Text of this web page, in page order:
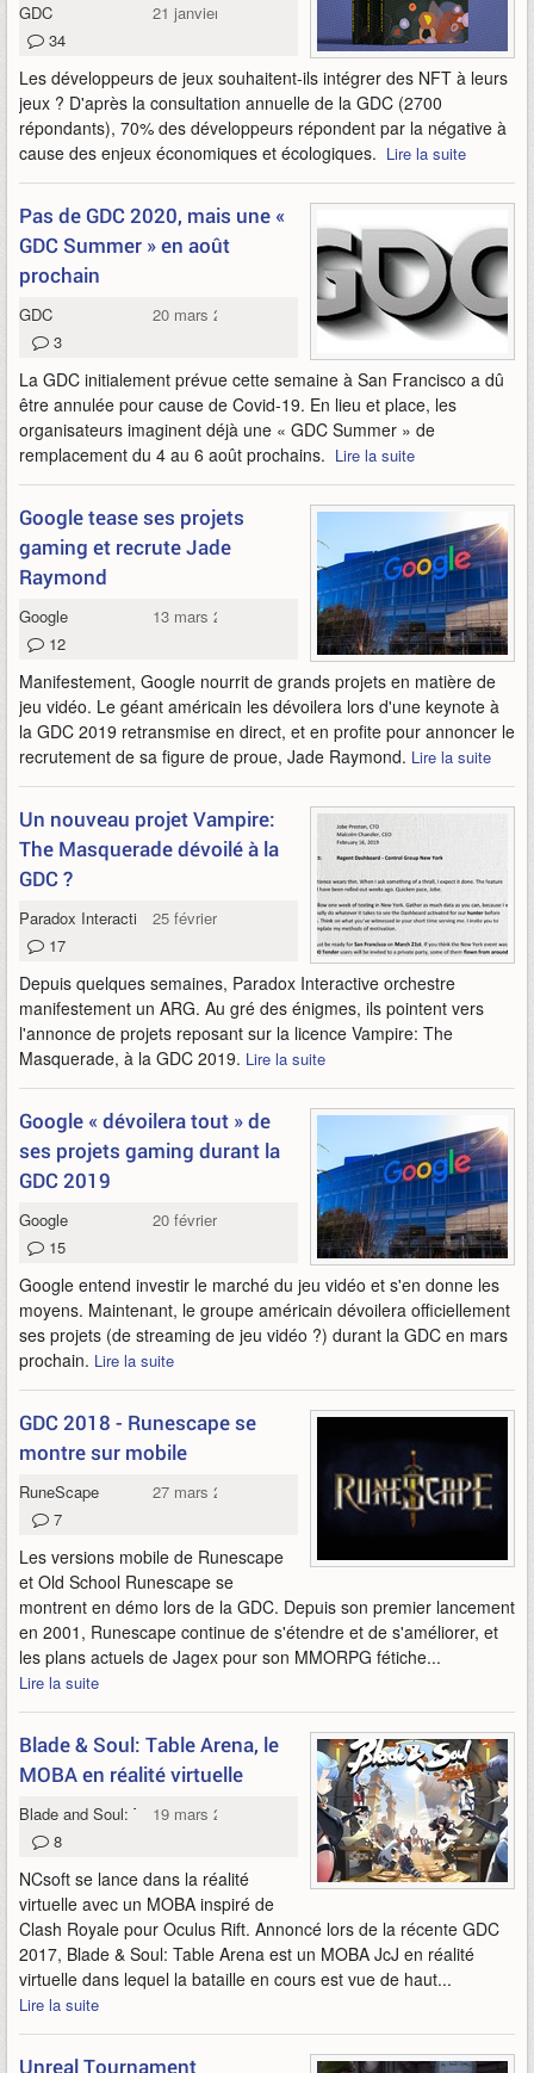
GDC
21 janvier 2022
34
Les développeurs de jeux souhaitent-ils intégrer des NFT à leurs
jeux ? D'après la consultation annuelle de la GDC (2700
répondants), 70% des développeurs répondent par la négative à
cause des enjeux économiques et écologiques. Lire la suite
Pas de GDC 2020, mais une «
GDC Summer » en août
prochain
GDC
20 mars 2020
3
La GDC initialement prévue cette semaine à San Francisco a dû
être annulée pour cause de Covid-19. En lieu et place, les
organisateurs imaginent déjà une « GDC Summer » de
remplacement du 4 au 6 août prochains. Lire la suite
Google tease ses projets
gaming et recrute Jade
Raymond
Google
13 mars 2019
12
Manifestement, Google nourrit de grands projets en matière de
jeu vidéo. Le géant américain les dévoilera lors d'une keynote à
la GDC 2019 retransmise en direct, et en profite pour annoncer le
recrutement de sa figure de proue, Jade Raymond. Lire la suite
Un nouveau projet Vampire:
The Masquerade dévoilé à la
GDC ?
Paradox Interactive25 février 2019
17
Depuis quelques semaines, Paradox Interactive orchestre
manifestement un ARG. Au gré des énigmes, ils pointent vers
l'annonce de projets reposant sur la licence Vampire: The
Masquerade, à la GDC 2019. Lire la suite
Google « dévoilera tout » de
ses projets gaming durant la
GDC 2019
Google
20 février 2019
15
Google entend investir le marché du jeu vidéo et s'en donne les
moyens. Maintenant, le groupe américain dévoilera officiellement
ses projets (de streaming de jeu vidéo ?) durant la GDC en mars
prochain. Lire la suite
GDC 2018 - Runescape se
montre sur mobile
RuneScape
27 mars 2018
7
Les versions mobile de Runescape
et Old School Runescape se
montrent en démo lors de la GDC. Depuis son premier lancement
en 2001, Runescape continue de s'étendre et de s'améliorer, et
les plans actuels de Jagex pour son MMORPG fétiche...
Lire la suite
Blade & Soul: Table Arena, le
MOBA en réalité virtuelle
Blade and Soul: Table Arena
19 mars 2017
8
NCsoft se lance dans la réalité
virtuelle avec un MOBA inspiré de
Clash Royale pour Oculus Rift. Annoncé lors de la récente GDC
2017, Blade & Soul: Table Arena est un MOBA JcJ en réalité
virtuelle dans lequel la bataille en cours est vue de haut...
Lire la suite
Unreal Tournament